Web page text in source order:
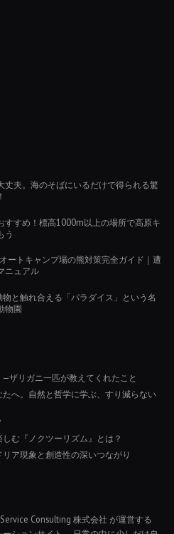
丈夫。海のそばにいるだけで得られる驚
すすめ！標高1000m以上の場所で高原キ
う
ートキャンプ場の熊対策完全ガイド｜遭
ニュアル
と触れ合える「パラダイス」という名
物園
—ザリガニ一匹が教えてくれたこと
へ。自然と哲学に学ぶ、すり減らない
む『ノクツーリズム』とは？
ア現象と創造性の深いつながり
Consulting 株式会社 が運営する